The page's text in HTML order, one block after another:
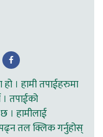
। हामी तपाईहरुमा
तपाईको
। हामीलाई
तल क्लिक गर्नुहोस्